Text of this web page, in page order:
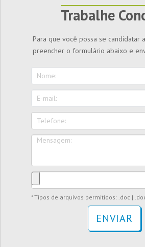
Trabalhe
Para que você possa se candidatar
preencher o formulário abaixo e
* Tipos de arquivos permitidos: .doc |
ENVIAR